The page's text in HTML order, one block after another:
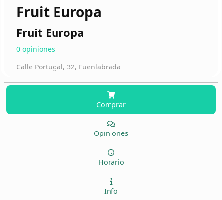
Fruit Europa
Fruit Europa
0 opiniones
Calle Portugal, 32, Fuenlabrada
Comprar
Opiniones
Horario
Info